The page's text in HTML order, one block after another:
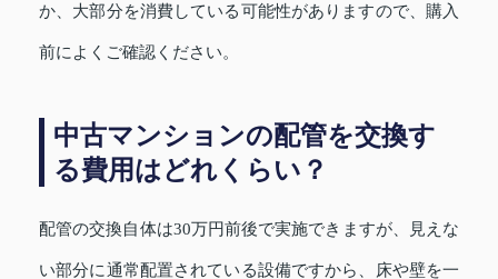
か、大部分を消費している可能性がありますので、購入
前によくご確認ください。
中古マンションの配管を交換す
る費用はどれくらい？
配管の交換自体は30万円前後で実施できますが、見えな
い部分に通常配置されている設備ですから、床や壁を一